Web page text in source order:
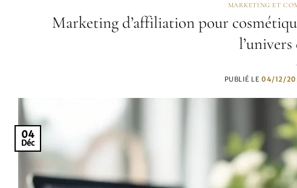
MARKETING ET
Marketing d’affiliation pour
PUBLIÉ LE04/12/
04
Déc